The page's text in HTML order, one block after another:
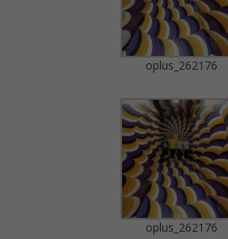
oplus_262176
oplus_262176